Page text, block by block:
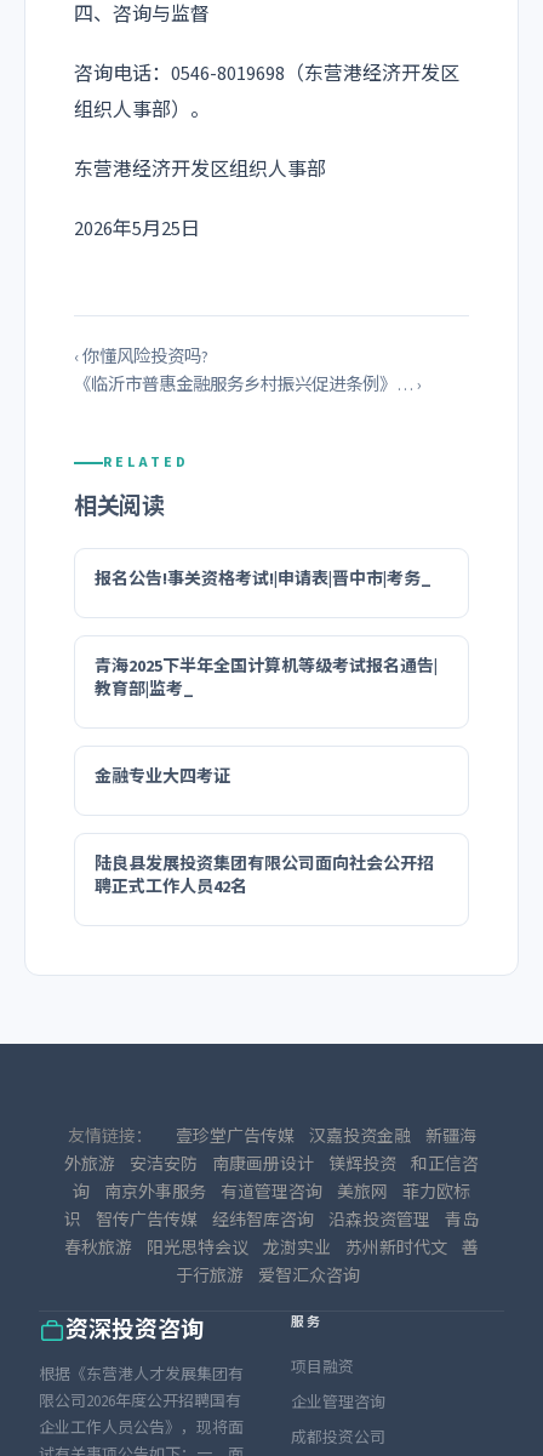
四、咨询与监督
咨询电话：0546-8019698（东营港经济开发区
组织人事部）。
东营港经济开发区组织人事部
2026年5月25日
‹ 你懂风险投资吗?
《临沂市普惠金融服务乡村振兴促进条例》… ›
RELATED
相关阅读
报名公告!事关资格考试!|申请表|晋中市|考务_
青海2025下半年全国计算机等级考试报名通告|
教育部|监考_
金融专业大四考证
陆良县发展投资集团有限公司面向社会公开招
聘正式工作人员42名
友情链接： 壹珍堂广告传媒 汉嘉投资金融
新疆海
外旅游
安洁安防 南康画册设计 镁辉投资 和正信咨
询
南京外事服务 有道管理咨询 美旅网
菲力欧标
识
智传广告传媒 经纬智库咨询 沿森投资管理
青岛
春秋旅游
阳光思特会议 龙澍实业 苏州新时代文 善
于行旅游
爱智汇众咨询
资深投资咨询
根据《东营港人才发展集团有
限公司2026年度公开招聘国有
企业工作人员公告》，现将面
服务
项目融资
企业管理咨询
成都投资公司